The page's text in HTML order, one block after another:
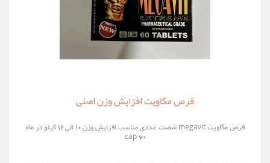
قرص مگاویت افزایش وزن اصلی
قرص مگاویت megavit شصت عددی مناسب افزایش وزن 10 الی 12 کیلو در ماه
60 cap